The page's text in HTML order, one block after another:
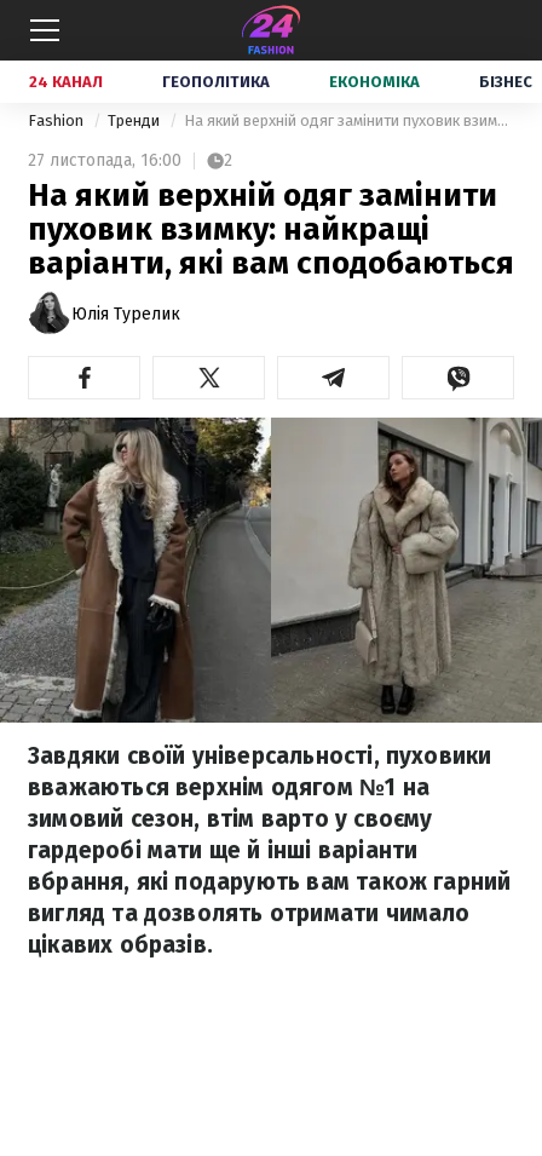
24 КАНАЛ ГЕОПОЛІТИКА ЕКОНОМІКА БІЗНЕС
Fashion Тренди На який верхній одяг замінити пуховик взимку: найкращі варіанти, які вам сподобаються
27 листопада, 16:00 2
На який верхній одяг замінити
пуховик взимку: найкращі
варіанти, які вам сподобаються
Юлія Турелик
Завдяки своїй універсальності, пуховики
вважаються верхнім одягом №1 на
зимовий сезон, втім варто у своєму
гардеробі мати ще й інші варіанти
вбрання, які подарують вам також гарний
вигляд та дозволять отримати чимало
цікавих образів.